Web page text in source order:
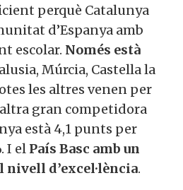
perquè Catalunya
d’Espanya amb
escolar. Només està
Múrcia, Castella la
les altres venen per
gran competidora
està 4,1 punts per
I el País Basc amb un
nivell d’excel·lència.